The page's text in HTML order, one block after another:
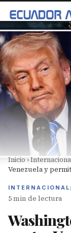
Inicio ›
Venezuela y
INTERNACIONAL
5 min de lectura